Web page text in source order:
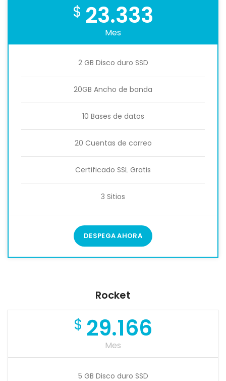
$ 23.333
Mes
2 GB Disco duro SSD
20GB Ancho de banda
10 Bases de datos
20 Cuentas de correo
Certificado SSL Gratis
3 Sitios
DESPEGA AHORA
Rocket
$ 29.166
Mes
5 GB Disco duro SSD